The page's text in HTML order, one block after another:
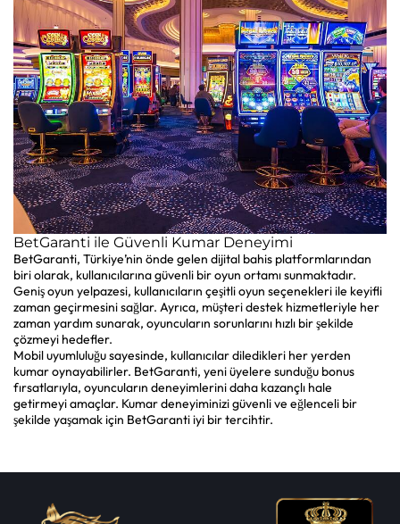
BetGaranti ile Güvenli Kumar Deneyimi
BetGaranti, Türkiye’nin önde gelen dijital bahis platformlarından
biri olarak, kullanıcılarına güvenli bir oyun ortamı sunmaktadır.
Geniş oyun yelpazesi, kullanıcıların çeşitli oyun seçenekleri ile keyifli
zaman geçirmesini sağlar. Ayrıca, müşteri destek hizmetleriyle her
zaman yardım sunarak, oyuncuların sorunlarını hızlı bir şekilde
çözmeyi hedefler.
Mobil uyumluluğu sayesinde, kullanıcılar diledikleri her yerden
kumar oynayabilirler. BetGaranti, yeni üyelere sunduğu bonus
fırsatlarıyla, oyuncuların deneyimlerini daha kazançlı hale
getirmeyi amaçlar. Kumar deneyiminizi güvenli ve eğlenceli bir
şekilde yaşamak için BetGaranti iyi bir tercihtir.